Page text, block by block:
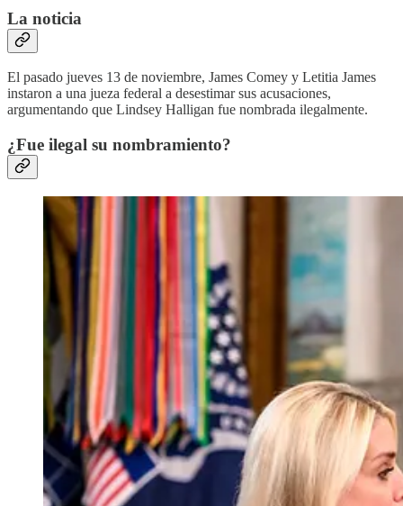
La noticia
El pasado jueves 13 de noviembre, James Comey y Letitia James
instaron a una jueza federal a desestimar sus acusaciones,
argumentando que Lindsey Halligan fue nombrada ilegalmente.
¿Fue ilegal su nombramiento?